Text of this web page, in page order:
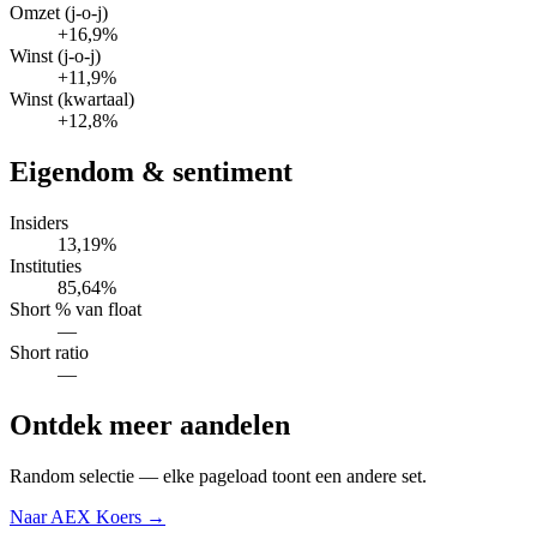
Omzet (j-o-j)
+16,9%
Winst (j-o-j)
+11,9%
Winst (kwartaal)
+12,8%
Eigendom & sentiment
Insiders
13,19%
Instituties
85,64%
Short % van float
—
Short ratio
—
Ontdek meer aandelen
Random selectie — elke pageload toont een andere set.
Naar AEX Koers →